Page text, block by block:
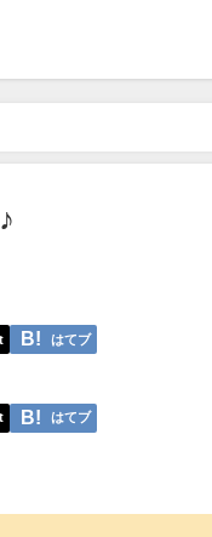
はてブ
はてブ